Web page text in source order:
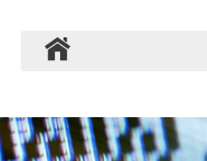
Domínios Blog